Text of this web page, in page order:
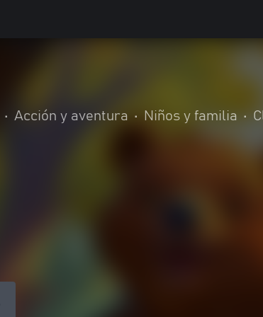
• Acción y aventura • Niños y familia •